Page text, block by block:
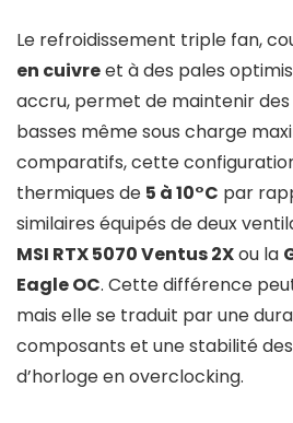
Le refroidissement triple fan,
en cuivreet à des pales
accru, permet de maintenir
basses même sous charge
comparatifs, cette
thermiques de 5 à 10°C par
similaires équipés de deux
MSI RTX 5070 Ventus 2Xou la
Eagle OC. Cette différence
mais elle se traduit par une
composants et une stabilité
d’horloge en overclocking.